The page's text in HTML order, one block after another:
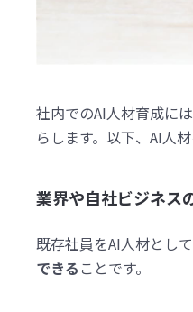
社内でのAI人材育成に
らします。以下、AI人
業界や自社ビジネス
既存社員をAI人材とし
できる ことです。